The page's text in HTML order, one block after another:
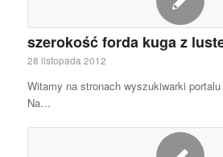
szerokość forda kuga z
28 listopada 2012
Witamy na stronach wyszukiwarki
Na…